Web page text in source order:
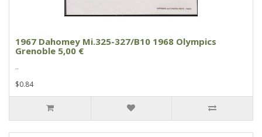
1967 Dahomey Mi.325-327/B10 1968 Olympics
Grenoble 5,00 €
..
$0.84